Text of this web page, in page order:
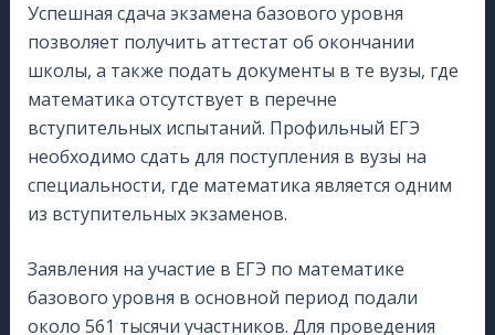
Успешная сдача экзамена базового уровня
позволяет получить аттестат об окончании
школы, а также подать документы в те вузы, где
математика отсутствует в перечне
вступительных испытаний. Профильный ЕГЭ
необходимо сдать для поступления в вузы на
специальности, где математика является одним
из вступительных экзаменов.
Заявления на участие в ЕГЭ по математике
базового уровня в основной период подали
около 561 тысячи участников. Для проведения